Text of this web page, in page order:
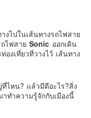
งไปในเส้นทางรถไฟสาย
ไฟสาย Sonic ออกเดิน
องเที่ยวที่วางไว้ เส้นทาง
ไหน? แล้วมีดีอะไร?สิ่ง
ทำความรู้จักกับเมืองนี้